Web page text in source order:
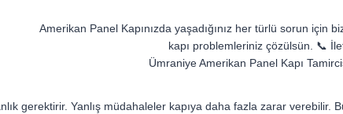
Amerikan Panel Kapınızda yaşadığınız her türlü sorun için
kapı problemleriniz çözülsün. 📞
Ümraniye Amerikan Panel Kapı
gerektirir. Yanlış müdahaleler kapıya daha fazla zarar verebilir.